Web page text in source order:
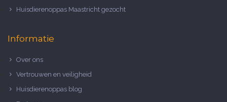
Huisdierenoppas Maastricht gezocht
Informatie
Over ons
Vertrouwen en veiligheid
Huisdierenoppas blog